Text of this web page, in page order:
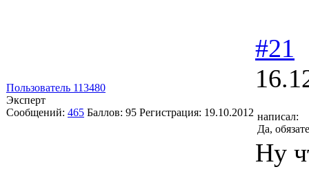
Пользователь 113480
Эксперт
Сообщений: 465 Баллов: 95 Регистрация: 19.10.2012
#21
написал:
Да,
Ну